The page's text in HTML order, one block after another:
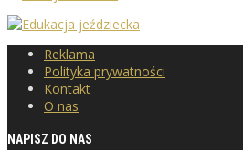
Reklama
Polityka prywatności
Kontakt
O nas
NAPISZ DO NAS